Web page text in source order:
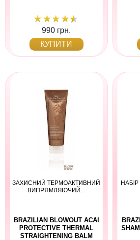
990 грн.
КУПИТИ
ЗАХИСНИЙ ТЕРМОАКТИВНИЙ
ВИПРЯМЛЯЮЧИЙ...
BRAZILIAN BLOWOUT ACAI
PROTECTIVE THERMAL
STRAIGHTENING BALM